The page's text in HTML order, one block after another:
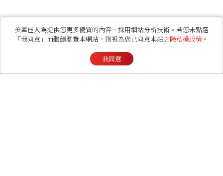
美麗佳人為提供您更多優質的內容，採用網站分析技術。若您未點選
「我同意」而繼續瀏覽本網站，則視為您已同意本站之隱私權政策 。
我同意